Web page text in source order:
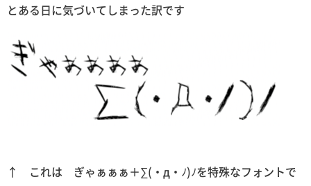
とある日に気づいてしまった訳です
↑ これは ぎゃぁぁぁ＋∑(・д・ﾉ)ﾉを特殊なフォントで